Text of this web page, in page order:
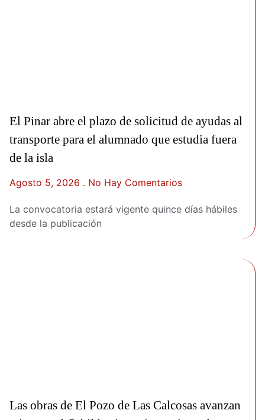
El Pinar abre el plazo de solicitud de ayudas al
transporte para el alumnado que estudia fuera
de la isla
Agosto 5, 2026 No Hay Comentarios
La convocatoria estará vigente quince días hábiles
desde la publicación
Las obras de El Pozo de Las Calcosas avanzan